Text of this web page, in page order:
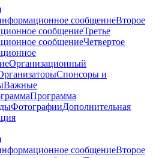
сообщениеВторое
сообщениеТретье
сообщениеЧетвертое
Организационный
Спонсоры и
Важные
Программа
ФотографииДополнительная
сообщениеВторое